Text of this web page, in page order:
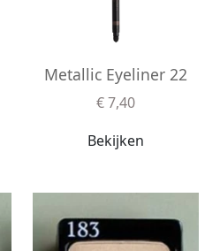
Metallic Eyeliner 22
€ 7,40
Bekijken